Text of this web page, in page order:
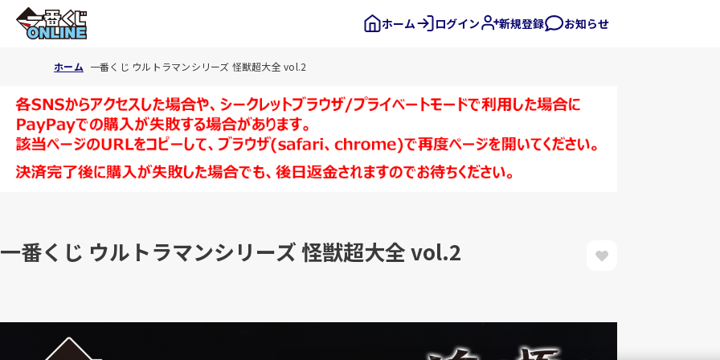
ホーム ログイン 新規登録 お知らせ
ホーム 一番くじ ウルトラマンシリーズ 怪獣超大全 vol.2
一番くじ ウルトラマンシリーズ 怪獣超大全 vol.2